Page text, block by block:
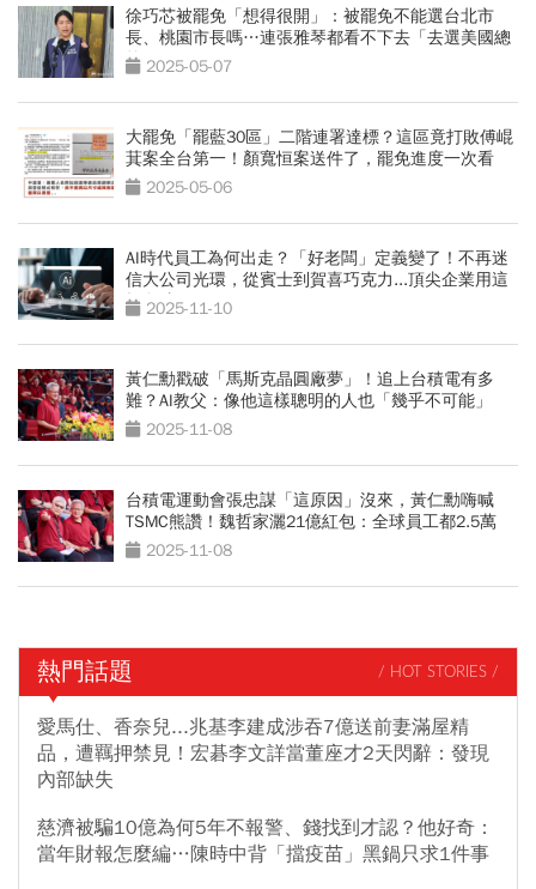
徐巧芯被罷免「想得很開」：被罷免不能選台北市
長、桃園市長嗎…連張雅琴都看不下去「去選美國總
統吧」
2025-05-07
大罷免「罷藍30區」二階連署達標？這區竟打敗傅崐
萁案全台第一！顏寬恒案送件了，罷免進度一次看
2025-05-06
AI時代員工為何出走？「好老闆」定義變了！不再迷
信大公司光環，從賓士到賀喜巧克力...頂尖企業用這
招留才
2025-11-10
黃仁勳戳破「馬斯克晶圓廠夢」！追上台積電有多
難？AI教父：像他這樣聰明的人也「幾乎不可能」
2025-11-08
台積電運動會張忠謀「這原因」沒來，黃仁勳嗨喊
TSMC熊讚！魏哲家灑21億紅包：全球員工都2.5萬
2025-11-08
熱門話題 / HOT STORIES /
愛馬仕、香奈兒...兆基李建成涉吞7億送前妻滿屋精
品，遭羈押禁見！宏碁李文詳當董座才2天閃辭：發現
內部缺失
慈濟被騙10億為何5年不報警、錢找到才認？他好奇：
當年財報怎麼編…陳時中背「擋疫苗」黑鍋只求1件事